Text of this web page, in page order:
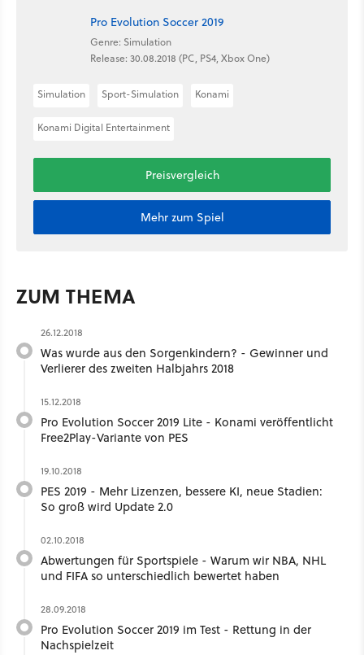
Pro Evolution Soccer 2019
Genre: Simulation
Release: 30.08.2018 (PC, PS4, Xbox One)
Simulation Sport-Simulation Konami
Konami Digital Entertainment
Preisvergleich
Mehr zum Spiel
ZUM THEMA
26.12.2018
Was wurde aus den Sorgenkindern? - Gewinner und
Verlierer des zweiten Halbjahrs 2018
15.12.2018
Pro Evolution Soccer 2019 Lite - Konami veröffentlicht
Free2Play-Variante von PES
19.10.2018
PES 2019 - Mehr Lizenzen, bessere KI, neue Stadien:
So groß wird Update 2.0
02.10.2018
Abwertungen für Sportspiele - Warum wir NBA, NHL
und FIFA so unterschiedlich bewertet haben
28.09.2018
Pro Evolution Soccer 2019 im Test - Rettung in der
Nachspielzeit